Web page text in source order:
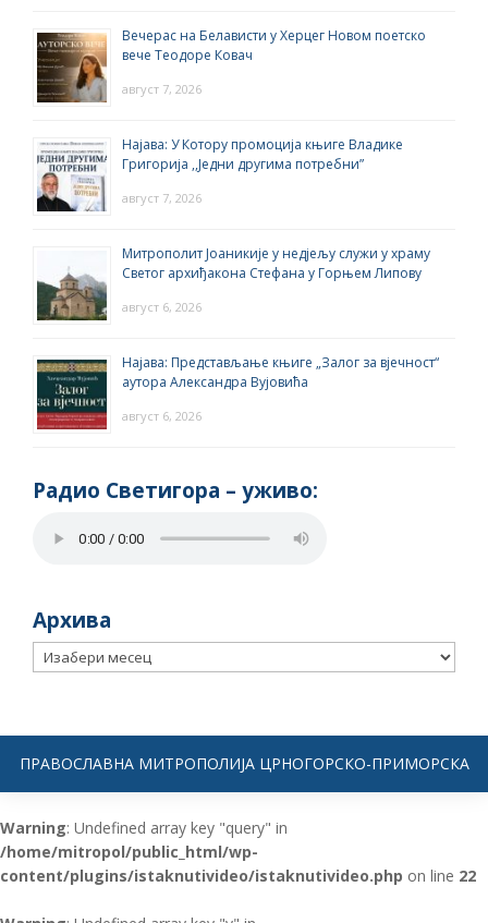
Вечерас на Белависти у Херцег Новом поетско
вече Теодоре Ковач
август 7, 2026
Најава: У Котору промоција књиге Владике
Григорија ,,Једни другима потребни”
август 7, 2026
Митрополит Јоаникије у недјељу служи у храму
Светог архиђакона Стефана у Горњем Липову
август 6, 2026
Најава: Представљање књиге „Залог за вјечност“
аутора Александра Вујовића
август 6, 2026
Радио Светигора – yживо:
Архива
Архива
ПРАВОСЛАВНА МИТРОПОЛИЈА ЦРНОГОРСКО-ПРИМОРСКА
Warning: Undefined array key "query" in
/home/mitropol/public_html/wp-
content/plugins/istaknutivideo/istaknutivideo.php on line 22